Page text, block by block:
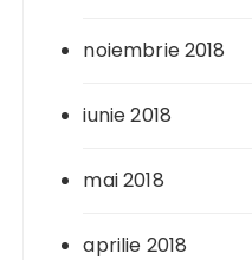
noiembrie 2018
iunie 2018
mai 2018
aprilie 2018